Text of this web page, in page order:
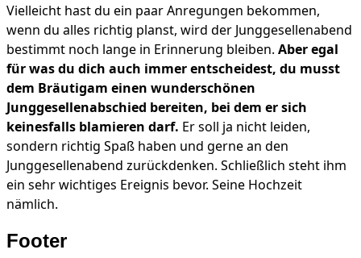
Vielleicht hast du ein paar Anregungen bekommen,
wenn du alles richtig planst, wird der Junggesellenabend
bestimmt noch lange in Erinnerung bleiben. Aber egal
für was du dich auch immer entscheidest, du musst
dem Bräutigam einen wunderschönen
Junggesellenabschied bereiten, bei dem er sich
keinesfalls blamieren darf. Er soll ja nicht leiden,
sondern richtig Spaß haben und gerne an den
Junggesellenabend zurückdenken. Schließlich steht ihm
ein sehr wichtiges Ereignis bevor. Seine Hochzeit
nämlich.
Footer